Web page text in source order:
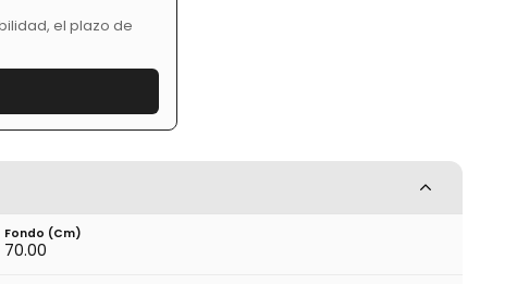
el plazo de
Fondo (cm)
70.00